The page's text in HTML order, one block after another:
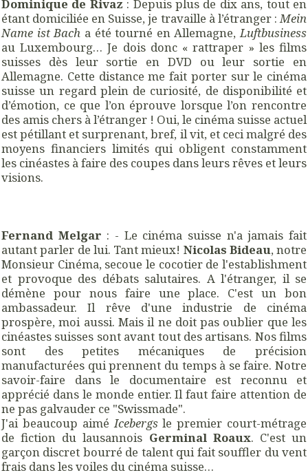
Dominique de Rivaz : Depuis plus de dix ans, tout en
étant domiciliée en Suisse, je travaille à l’étranger :Mein
Name ist Bach a été tourné en Allemagne,Luftbusiness
au Luxembourg… Je dois donc « rattraper » les films
suisses dès leur sortie en DVD ou leur sortie en
Allemagne. Cette distance me fait porter sur le cinéma
suisse un regard plein de curiosité, de disponibilité et
d’émotion, ce que l’on éprouve lorsque l’on rencontre
des amis chers à l’étranger ! Oui, le cinéma suisse actuel
est pétillant et surprenant, bref, il vit, et ceci malgré des
moyens financiers limités qui obligent constamment
les cinéastes à faire des coupes dans leurs rêves et leurs
visions.
Fernand Melgar : - Le cinéma suisse n'a jamais fait
autant parler de lui. Tant mieux! Nicolas Bideau, notre
Monsieur Cinéma, secoue le cocotier de l'establishment
et provoque des débats salutaires. A l'étranger, il se
démène pour nous faire une place. C'est un bon
ambassadeur. Il rêve d'une industrie de cinéma
prospère, moi aussi. Mais il ne doit pas oublier que les
cinéastes suisses sont avant tout des artisans. Nos films
sont des petites mécaniques de précision
manufacturées qui prennent du temps à se faire. Notre
savoir-faire dans le documentaire est reconnu et
apprécié dans le monde entier. Il faut faire attention de
ne pas galvauder ce "Swissmade".
J'ai beaucoup aiméIcebergsle premier court-métrage
de fiction du lausannois Germinal Roaux. C'est un
garçon discret bourré de talent qui fait souffler du vent
frais dans les voiles du cinéma suisse…